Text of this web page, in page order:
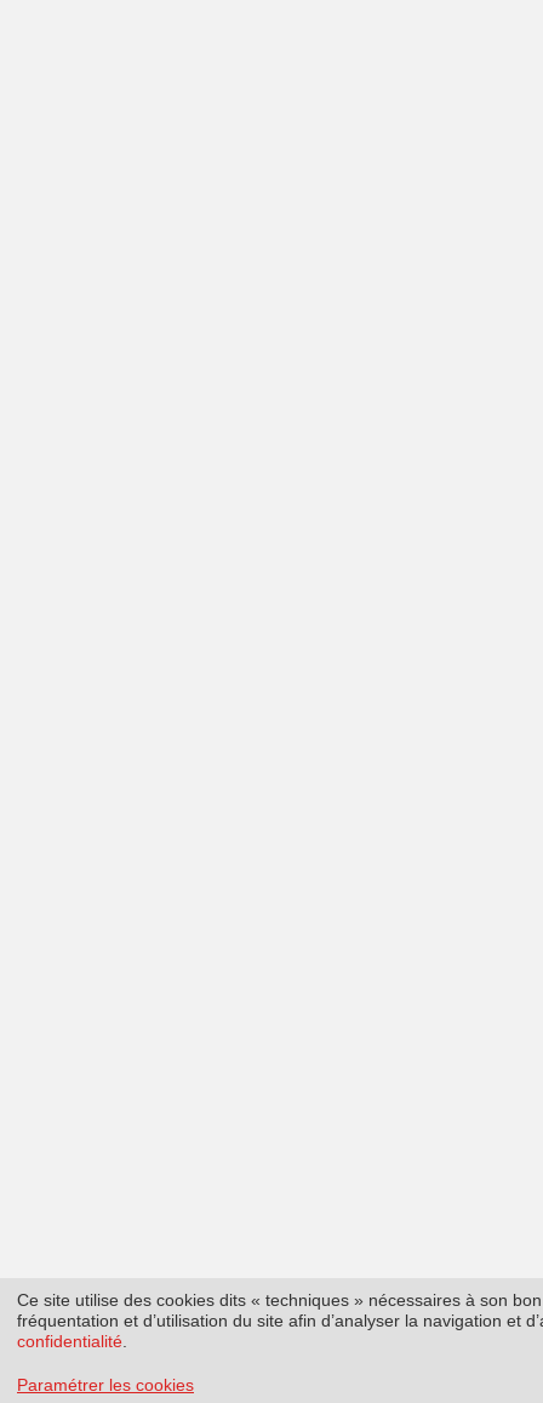
Ce site utilise des cookies dits « techniques » nécessaires à son
fréquentation et d’utilisation du site afin d’analyser la navigation et
confidentialité
Paramétrer les cookies